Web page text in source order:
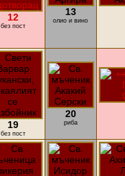
12
без пост
13
олио и вино
19
без пост
20
риба